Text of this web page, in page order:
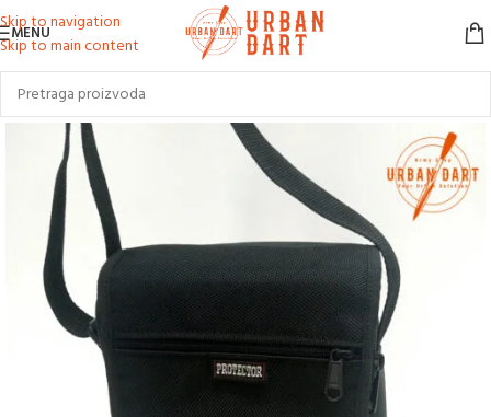
Skip to navigation
Skip to main content
MENU